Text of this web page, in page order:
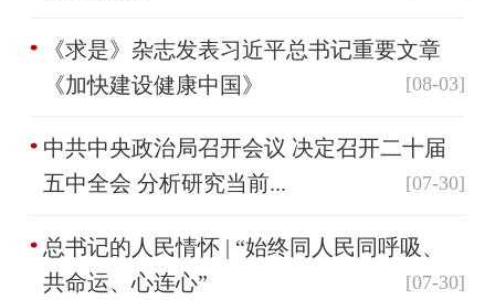
《求是》杂志发表习近平总书记重要文章
《加快建设健康中国》
[08-03]
中共中央政治局召开会议 决定召开二十届
五中全会 分析研究当前...
[07-30]
总书记的人民情怀 | “始终同人民同呼吸、
共命运、心连心”
[07-30]